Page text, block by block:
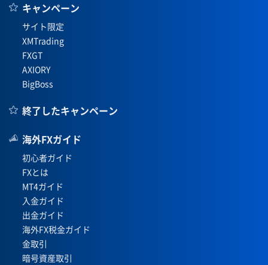
キャンペーン
サイト限定
XMTrading
FXGT
AXIORY
BigBoss
終了したキャンペーン
海外FXガイド
初心者ガイド
FXとは
MT4ガイド
入金ガイド
出金ガイド
海外FX税金ガイド
金取引
暗号資産取引